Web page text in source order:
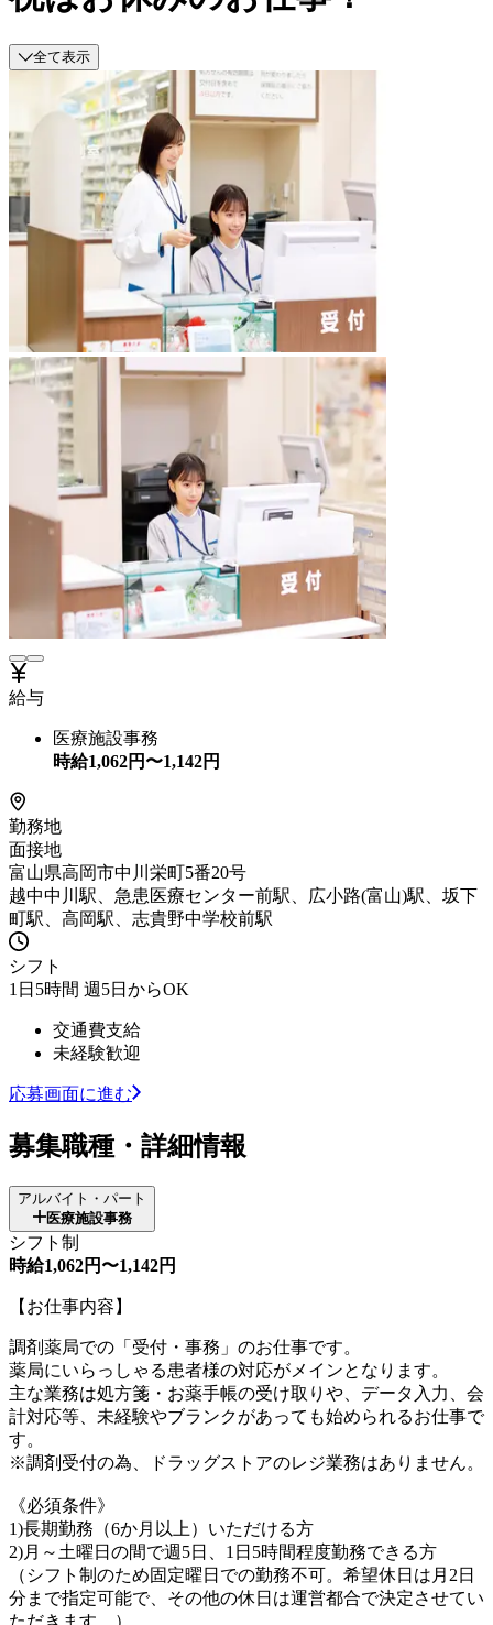
全て表示
給与
医療施設事務
時給1,062円〜1,142円
勤務地
面接地
富山県高岡市中川栄町5番20号
越中中川駅、急患医療センター前駅、広小路(富山)駅、坂下
町駅、高岡駅、志貴野中学校前駅
シフト
1日5時間 週5日からOK
交通費支給
未経験歓迎
応募画面に進む
募集職種・詳細情報
アルバイト・パート
医療施設事務
シフト制
時給1,062円〜1,142円
【お仕事内容】
調剤薬局での「受付・事務」のお仕事です。
薬局にいらっしゃる患者様の対応がメインとなります。
主な業務は処方箋・お薬手帳の受け取りや、データ入力、会
計対応等、未経験やブランクがあっても始められるお仕事で
す。
※調剤受付の為、ドラッグストアのレジ業務はありません。
《必須条件》
1)長期勤務（6か月以上）いただける方
2)月～土曜日の間で週5日、1日5時間程度勤務できる方
（シフト制のため固定曜日での勤務不可。希望休日は月2日
分まで指定可能で、その他の休日は運営都合で決定させてい
ただきます。）